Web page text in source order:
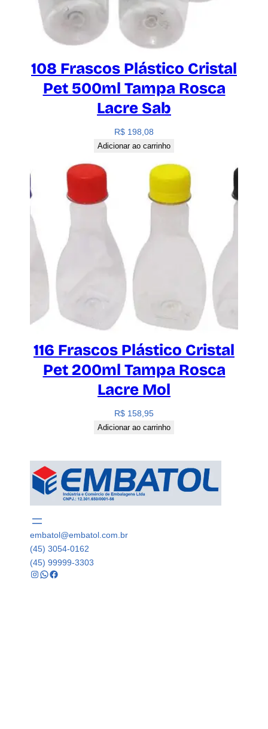
108 Frascos Plástico Cristal
Pet 500ml Tampa Rosca
Lacre Sab
R$ 198,08
Adicionar ao carrinho
116 Frascos Plástico Cristal
Pet 200ml Tampa Rosca
Lacre Mol
R$ 158,95
Adicionar ao carrinho
embatol@embatol.com.br
(45) 3054-0162
(45) 99999-3303
Instagram WhatsApp Facebook